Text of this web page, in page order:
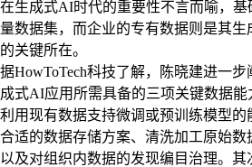
在生成式AI时代的重要性不言而喻，
量数据集，而企业的专有数据则是其
的关键所在。
据HowToTech科技了解，陈晓建进一
成式AI应用所需具备的三项关键数据
利用现有数据支持微调或预训练模型的
合适的数据存储方案、清洗加工原始数
以及对组织内数据的发现编目治理。其